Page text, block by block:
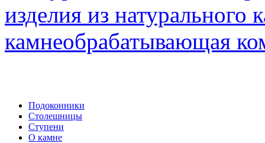
Подоконники
Столешницы
Ступени
О камне